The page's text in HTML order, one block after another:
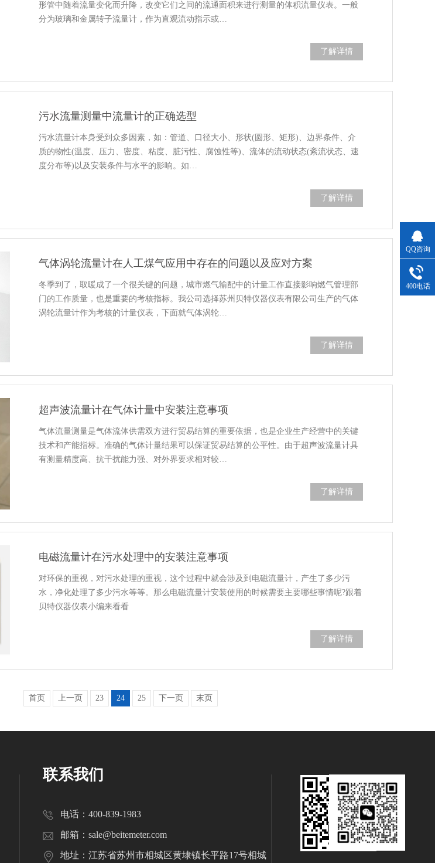
形管中随着流量变化而升降，改变它们之间的流通面积来进行测量的体积流量仪表。一般
分为玻璃和金属转子流量计，作为直观流动指示或…
了解详情
污水流量测量中流量计的正确选型
污水流量计本身受到众多因素，如：管道、口径大小、形状(圆形、矩形)、边界条件、介
质的物性(温度、压力、密度、粘度、脏污性、腐蚀性等)、流体的流动状态(紊流状态、速
度分布等)以及安装条件与水平的影响。如…
了解详情
气体涡轮流量计在人工煤气应用中存在的问题以及应对方案
冬季到了，取暖成了一个很关键的问题，城市燃气输配中的计量工作直接影响燃气管理部
门的工作质量，也是重要的考核指标。我公司选择苏州贝特仪器仪表有限公司生产的气体
涡轮流量计作为考核的计量仪表，下面就气体涡轮…
了解详情
超声波流量计在气体计量中安装注意事项
气体流量测量是气体流体供需双方进行贸易结算的重要依据，也是企业生产经营中的关键
技术和产能指标。准确的气体计量结果可以保证贸易结算的公平性。由于超声波流量计具
有测量精度高、抗干扰能力强、对外界要求相对较…
了解详情
电磁流量计在污水处理中的安装注意事项
对环保的重视，对污水处理的重视，这个过程中就会涉及到电磁流量计，产生了多少污
水，净化处理了多少污水等等。那么电磁流量计安装使用的时候需要主要哪些事情呢?跟着
贝特仪器仪表小编来看看
了解详情
首页 上一页 23 24 25 下一页 末页
联系我们
电话：400-839-1983
邮箱：sale@beitemeter.com
地址：江苏省苏州市相城区黄埭镇长平路17号相城
QQ咨询
400电话